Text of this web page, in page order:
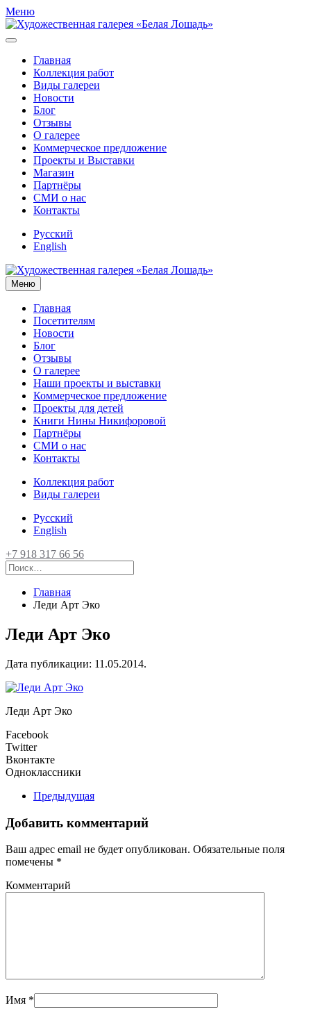
Меню
Главная
Коллекция работ
Виды галереи
Новости
Блог
Отзывы
О галерее
Коммерческое предложение
Проекты и Выставки
Магазин
Партнёры
СМИ о нас
Контакты
Русский
English
Меню
Главная
Посетителям
Новости
Блог
Отзывы
О галерее
Наши проекты и выставки
Коммерческое предложение
Проекты для детей
Книги Нины Никифоровой
Партнёры
СМИ о нас
Контакты
Коллекция работ
Виды галереи
Русский
English
+7 918 317 66 56
Главная
Леди Арт Эко
Леди Арт Эко
Дата публикации: 11.05.2014.
Леди Арт Эко
Facebook
Twitter
Вконтакте
Одноклассники
Предыдущая
Добавить комментарий
Ваш адрес email не будет опубликован. Обязательные поля
помечены *
Комментарий
Имя *